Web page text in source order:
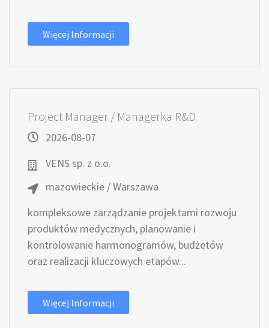
Więcej Informacji
Project Manager / Managerka R&D
2026-08-07
VENS sp. z o.o.
mazowieckie / Warszawa
kompleksowe zarządzanie projektami rozwoju
produktów medycznych, planowanie i
kontrolowanie harmonogramów, budżetów
oraz realizacji kluczowych etapów...
Więcej Informacji